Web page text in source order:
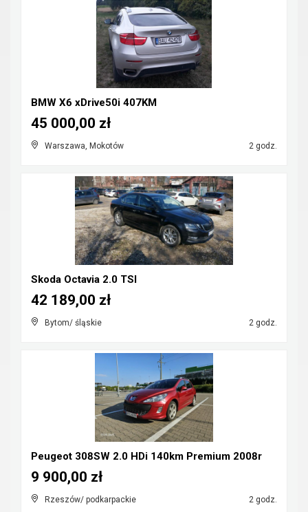
BMW X6 xDrive50i 407KM
Warszawa, Mokotów 2 godz.
45 000,00 zł
Skoda Octavia 2.0 TSI
Bytom/ śląskie 2 godz.
42 189,00 zł
Peugeot 308SW 2.0 HDi 140km Premium 2008r
Rzeszów/ podkarpackie 2 godz.
9 900,00 zł